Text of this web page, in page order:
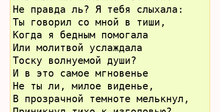
Не правда ль? Я тебя слыхала:
Ты говорил со мной в тиши,
Когда я бедным помогала
Или молитвой услаждала
Тоску волнуемой души?
И в это самое мгновенье
Не ты ли, милое виденье,
В прозрачной темноте мелькнул,